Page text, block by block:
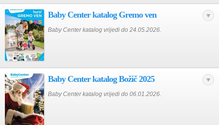
Baby Center katalog Gremo ven
Baby Center katalog vrijedi do 24.05.2026.
Baby Center katalog Božič 2025
Baby Center katalog vrijedi do 06.01.2026.